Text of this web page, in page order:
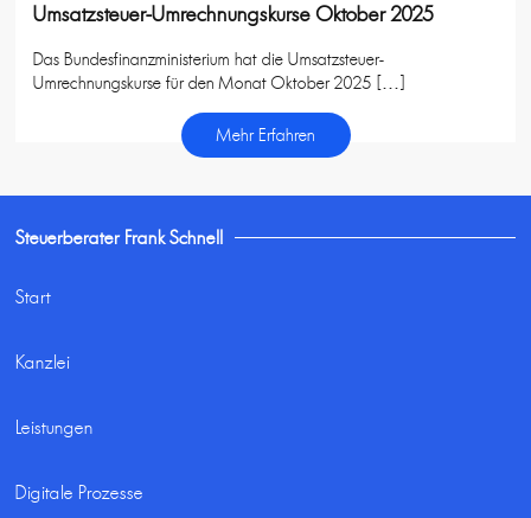
Umsatzsteuer-Umrechnungskurse Oktober 2025
Das Bundesfinanzministerium hat die Umsatzsteuer-
Umrechnungskurse für den Monat Oktober 2025 […]
Mehr Erfahren
Steuerberater Frank Schnell
Start
Kanzlei
Leistungen
Digitale Prozesse